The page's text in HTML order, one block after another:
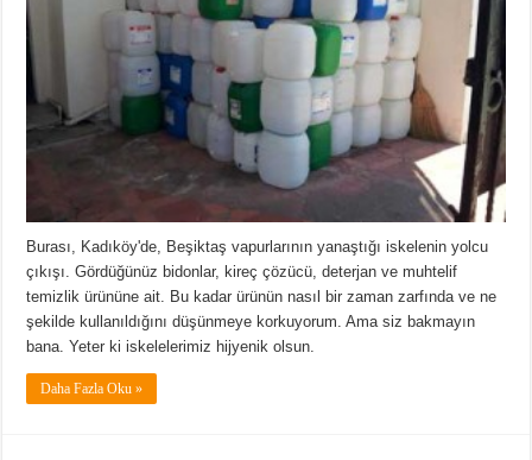
Burası, Kadıköy'de, Beşiktaş vapurlarının yanaştığı iskelenin yolcu
çıkışı. Gördüğünüz bidonlar, kireç çözücü, deterjan ve muhtelif
temizlik ürününe ait. Bu kadar ürünün nasıl bir zaman zarfında ve ne
şekilde kullanıldığını düşünmeye korkuyorum. Ama siz bakmayın
bana. Yeter ki iskelelerimiz hijyenik olsun.
Daha Fazla Oku »